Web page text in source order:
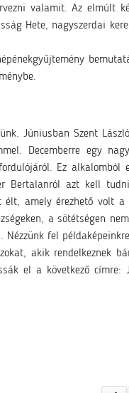
valamit. Az elmúlt
Hete, nagyszerdai
Júniusban Szent
Decemberre egy
Ez
Bertalanról azt kell
amely érezhető volt
a sötétségen
fel
akik rendelkeznek
el a következő címre: